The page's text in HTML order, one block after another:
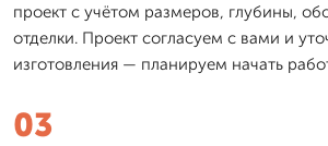
проект с учётом размеров, глубины,
отделки. Проект согласуем с вами и
изготовления — планируем начать
03